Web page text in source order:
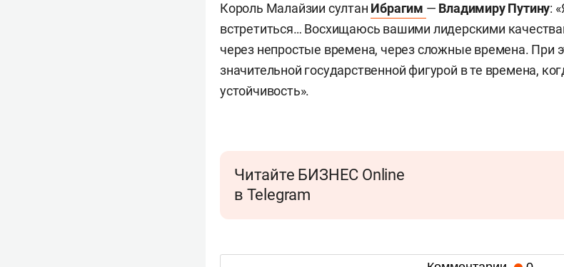
Король Малайзии султан Ибрагим — Владимиру Путину:
встретиться… Восхищаюсь вашими лидерскими
через непростые времена, через сложные времена. При
значительной государственной фигурой в те времена,
устойчивость».
Читайте БИЗНЕС Online
в Telegram